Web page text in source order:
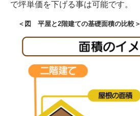
で坪単価を下げる事は可能です。
＜図 平屋と2階建ての基礎面積の比較＞